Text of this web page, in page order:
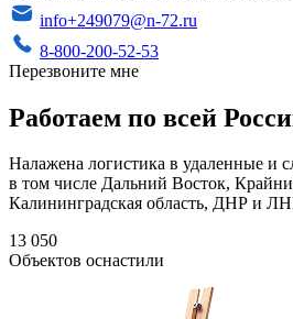
info+249079@n-72.ru
8-800-200-52-53
Перезвоните мне
Работаем по всей
Налажена логистика в удаленные и
в том числе Дальний Восток,
Калининградская область, ДНР и
13 050
Объектов оснастили